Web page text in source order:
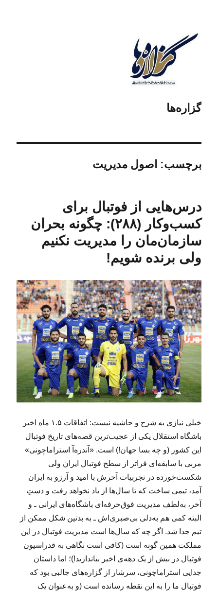
گزاره‌ها
برچسب: اصول مدیریت
درس‌هایی از فوتبال برای
کسب‌و‌کار (۲۸۸): چگونه بحران
سازمان‌‌مان را مدیریت نکنیم
ولی برنده شویم!
خیلی نیازی به شرح و حاشیه نیست: اتفاقات ۱.۵ ماه اخیر
باشگاه استقلال یکی از عجیب‌ترین قصه‌های تاریخ فوتبال
این کشور (و چه بسا جهان!) است. «آندره‌آ استراماچونی»
مربی با سابقه‌ای فراتر از سطح فوتبال ایران ولی
شکست‌خورده در تجربیات آخرش با امید و آرزو به ایران
آمد، تیمی ساخت که تا سال‌ها از یاد نخواهد رفت و دستِ
آخر، به‌لطف مدیریت فوق‌حرفه‌ای باشگاه‌های ایرانی ـ و
البته کمی هم به‌دلی بی‌صبری‌اش ـ به بدتین شکل ممکن از
تیم جدا شد. اگر چه که سال‌ها است مدیریت فوتبال در این
مملکت همین گونه است (کافی است نگاهی به فدراسیون
فوتبال در بیش از یک دهه‌ی اخیر بیاندازید!)؛ اما داستان
جدایی استراماچونی، سرشار از گزاره‌های جالبی بود که
فوتبال ما را به این نقطه رسانده است (و به‌عنوان یک